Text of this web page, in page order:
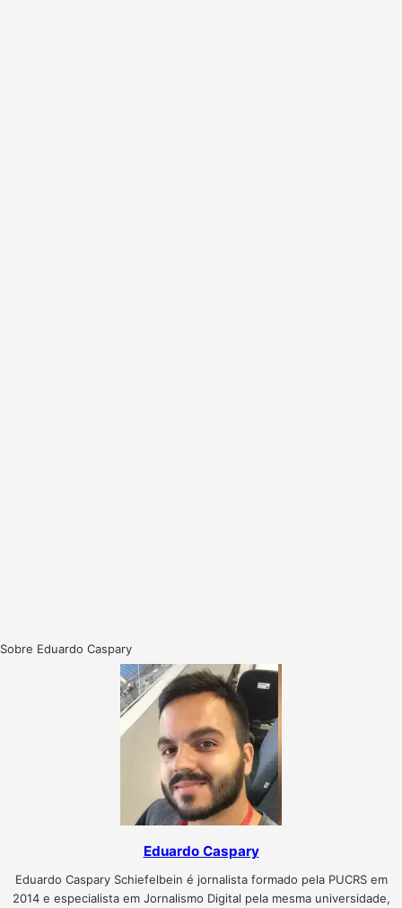
Sobre Eduardo Caspary
Eduardo Caspary
Eduardo Caspary Schiefelbein é jornalista formado pela PUCRS em
2014 e especialista em Jornalismo Digital pela mesma universidade,